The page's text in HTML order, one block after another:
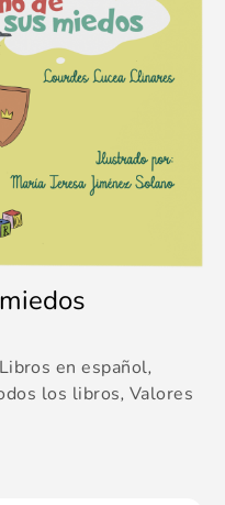
Libros en español,
los libros, Valores